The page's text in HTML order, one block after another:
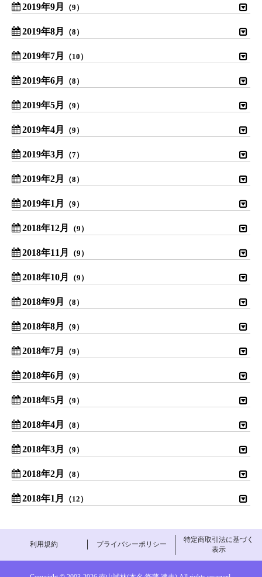
2019年9月 （9）
2019年8月 （8）
2019年7月 （10）
2019年6月 （8）
2019年5月 （9）
2019年4月 （9）
2019年3月 （7）
2019年2月 （8）
2019年1月 （9）
2018年12月 （9）
2018年11月 （9）
2018年10月 （9）
2018年9月 （8）
2018年8月 （9）
2018年7月 （9）
2018年6月 （9）
2018年5月 （9）
2018年4月 （8）
2018年3月 （9）
2018年2月 （8）
2018年1月 （12）
利用規約 プライバシーポリシー
特定商取引法に基づく
表示